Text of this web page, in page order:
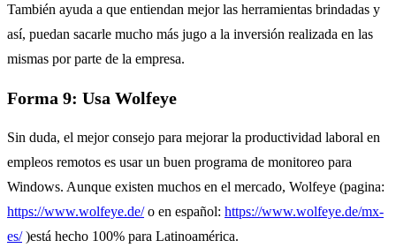
También ayuda a que entiendan mejor las herramientas brindadas y
así, puedan sacarle mucho más jugo a la inversión realizada en las
mismas por parte de la empresa.
Forma 9: Usa Wolfeye
Sin duda, el mejor consejo para mejorar la productividad laboral en
empleos remotos es usar un buen programa de monitoreo para
Windows. Aunque existen muchos en el mercado, Wolfeye (pagina:
https://www.wolfeye.de/o en español: https://www.wolfeye.de/mx-
es/)está hecho 100% para Latinoamérica.